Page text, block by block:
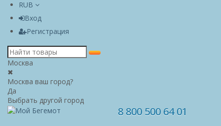
RUB
Вход
Регистрация
Москва
✖
Москва ваш город?
Да
Выбрать другой город
8 800 500 64 01